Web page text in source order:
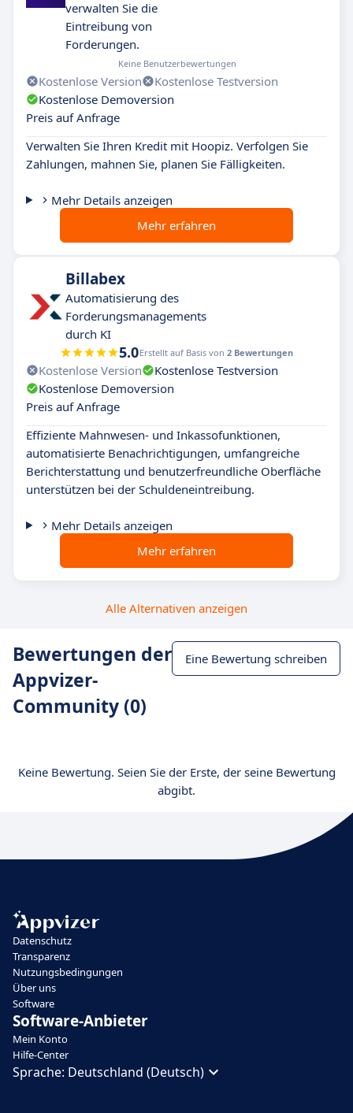
verwalten Sie die
Eintreibung von
Forderungen.
Keine Benutzerbewertungen
Kostenlose Version
Kostenlose Testversion
Kostenlose Demoversion
Preis auf Anfrage
Verwalten Sie Ihren Kredit mit Hoopiz. Verfolgen Sie
Zahlungen, mahnen Sie, planen Sie Fälligkeiten.
Mehr Details anzeigen
Mehr erfahren
Billabex
Automatisierung des
Forderungsmanagements
durch KI
5.0Erstellt auf Basis von 2 Bewertungen
Kostenlose Version
Kostenlose Testversion
Kostenlose Demoversion
Preis auf Anfrage
Effiziente Mahnwesen- und Inkassofunktionen,
automatisierte Benachrichtigungen, umfangreiche
Berichterstattung und benutzerfreundliche Oberfläche
unterstützen bei der Schuldeneintreibung.
Mehr Details anzeigen
Mehr erfahren
Alle Alternativen anzeigen
Bewertungen der
Appvizer-
Community (0)
Eine Bewertung schreiben
Keine Bewertung. Seien Sie der Erste, der seine Bewertung
abgibt.
Datenschutz
Transparenz
Nutzungsbedingungen
Über uns
Software
Software-Anbieter
Mein Konto
Hilfe-Center
Sprache: Deutschland (Deutsch)